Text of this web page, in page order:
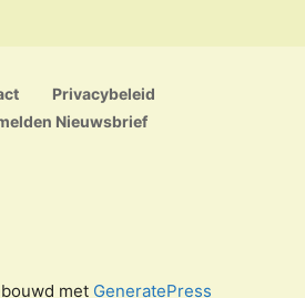
Privacybeleid
Nieuwsbrief
met GeneratePress